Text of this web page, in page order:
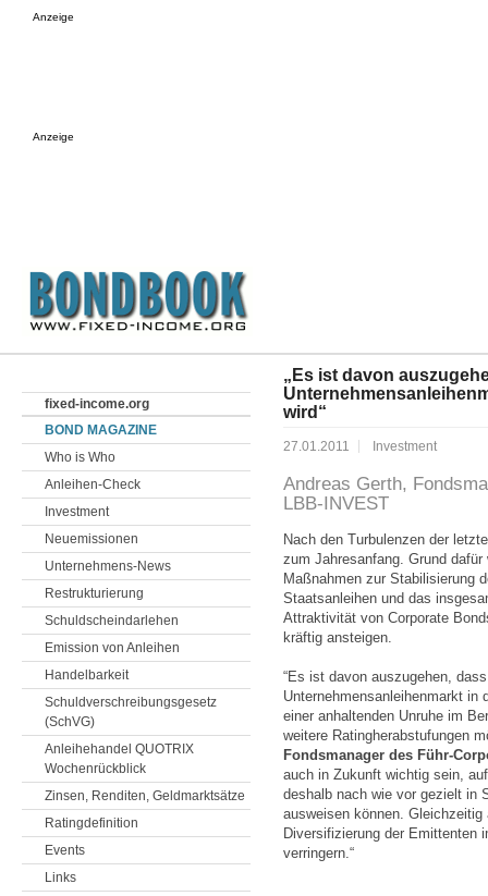
Anzeige
Anzeige
„Es ist davon
wird“
27.01.2011 Investment
Andreas Gerth,
LBB-INVEST
Nach den Turbulenzen der
zum Jahresanfang. Grund
Maßnahmen zur Stabilisierung
Staatsanleihen und das
Attraktivität von Corporate
kräftig ansteigen.
“Es ist davon auszugehen,
Unternehmensanleihenmarkt
einer anhaltenden Unruhe im
weitere Ratingherabstufungen
Fondsmanager des Führ-
auch in Zukunft wichtig sein,
deshalb nach wie vor gezielt in
ausweisen können.
Diversifizierung der Emittenten
verringern.“
fixed-income.org
BOND MAGAZINE
Who is Who
Anleihen-Check
Investment
Neuemissionen
Unternehmens-News
Restrukturierung
Schuldscheindarlehen
Emission von Anleihen
Handelbarkeit
Schuldverschreibungsgesetz
(SchVG)
Anleihehandel QUOTRIX
Wochenrückblick
Zinsen, Renditen, Geldmarktsätze
Ratingdefinition
Events
Links